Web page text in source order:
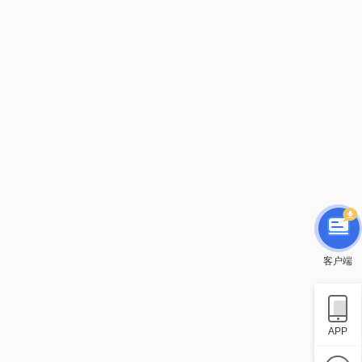
客户端
APP